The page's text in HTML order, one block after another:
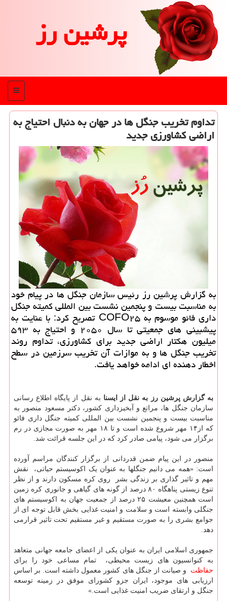
پرشین رز
منو
تداوم تخریب جنگل ها در جهان به دنبال احتیاج به
اراضی كشاورزی جدید
به گزارش پرشین رز رئیس سازمان جنگل ها در پیام خود
به مناسبت بیست و پنجمین نشست بین المللی كمیته جنگل
داری فائو ‏‏موسوم به ‏COFO۲۵‎‏ تصریح كرد: با عنایت به
پیشبینی های جمعیتی تا سال ‏‏۲۰۵۰ و احتیاج به ۵۹۳
میلیون هكتار اراضی جدید ‏برای ‏كشاورزی، تداوم روند
تخریب جنگل ها و به ‏موازات آن تخریب سرزمین در سطح
اخطار دهنده ای ادامه خواهد ‏یافت.‏
به گزارش پرشین رز به نقل از ایسنا به نقل از پایگاه اطلاع رسانی
سازمان جنگل ها، مراتع و آبخیزداری کشور، دکتر مسعود منصور به
مناسبت بیست و پنجمین ‏‏‏نشست بین المللی کمیته جنگل داری فائو
که از۱۴ مهر شروع شده است و تا ۱۸ مهر به صورت مجازی در رم
برگزار می شود، ‏‏‏پیامی صادر کرد که در این جلسه قرائت شد. ‏
منصور در این پیام ضمن قدردانی از برگزار کنندگان مراسم آورده
‎جنگلی‎ ‎وابسته‎ ‎است و‎ ‎سلامت‎ ‎و‎ ‎امنیت‎ ‎غذایی‎ ‎بخش‎ ‎قابل‎ ‎توجه‎ ‎ای‎ ‎از
حفاظت